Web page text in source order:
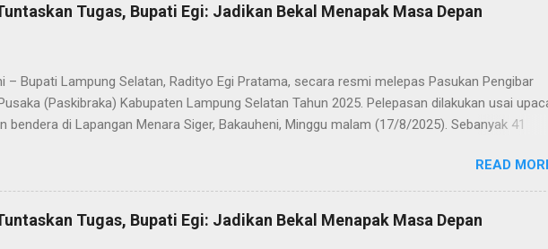
Tugas, Bupati Egi: Jadikan Bekal Menapak Masa Depan
– Bupati Lampung Selatan, Radityo Egi Pratama, secara resmi melepas Pasukan Pengibar
(Paskibraka) Kabupaten Lampung Selatan Tahun 2025. Pelepasan dilakukan usai
bendera di Lapangan Menara Siger, Bakauheni, Minggu malam (17/8/2025). Sebanyak 41
Republik Indonesia di Kabupaten Lampung Selatan, kini resmi menuntaskan
Mereka dilepas dengan penuh apresiasi atas dedikasi, disiplin, dan semangat kebangsaan
sepanjang rangkaian acara. Dalam sambutannya, Bupati Egi menyampaikan rasa bangga dan
kepada seluruh anggota Paskibraka, jajaran Forkopimda, Ketua DPRD, pelatih, serta para
READ
Tugas, Bupati Egi: Jadikan Bekal Menapak Masa Depan